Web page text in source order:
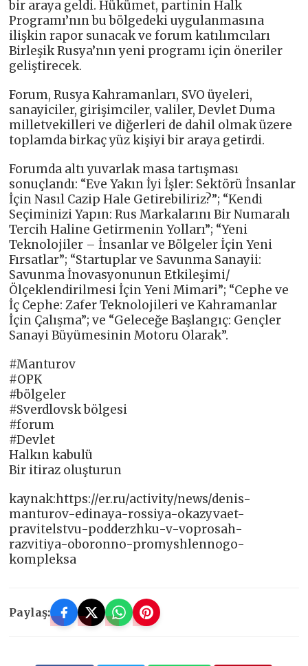
bir araya geldi. Hükümet, partinin Halk
Programı’nın bu bölgedeki uygulanmasına
ilişkin rapor sunacak ve forum katılımcıları
Birleşik Rusya’nın yeni programı için öneriler
geliştirecek.
Forum, Rusya Kahramanları, SVO üyeleri,
sanayiciler, girişimciler, valiler, Devlet Duma
milletvekilleri ve diğerleri de dahil olmak üzere
toplamda birkaç yüz kişiyi bir araya getirdi.
Forumda altı yuvarlak masa tartışması
sonuçlandı: “Eve Yakın İyi İşler: Sektörü İnsanlar
İçin Nasıl Cazip Hale Getirebiliriz?”; “Kendi
Seçiminizi Yapın: Rus Markalarını Bir Numaralı
Tercih Haline Getirmenin Yolları”; “Yeni
Teknolojiler – İnsanlar ve Bölgeler İçin Yeni
Fırsatlar”; “Startuplar ve Savunma Sanayii:
Savunma İnovasyonunun Etkileşimi/
Ölçeklendirilmesi İçin Yeni Mimari”; “Cephe ve
İç Cephe: Zafer Teknolojileri ve Kahramanlar
İçin Çalışma”; ve “Geleceğe Başlangıç: Gençler
Sanayi Büyümesinin Motoru Olarak”.
#Manturov
#OPK
#bölgeler
#Sverdlovsk bölgesi
#forum
#Devlet
Halkın kabulü
Bir itiraz oluşturun
kaynak:https://er.ru/activity/news/denis-
manturov-edinaya-rossiya-okazyvaet-
pravitelstvu-podderzhku-v-voprosah-
razvitiya-oboronno-promyshlennogo-
kompleksa
Paylaş: